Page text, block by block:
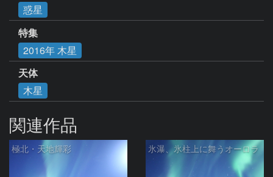
惑星
特集
2016年 木星
天体
木星
関連作品
極北・天地輝彩 氷瀑、氷柱上に舞うオーロラ